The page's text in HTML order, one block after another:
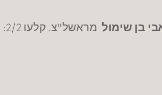
בן שימול מראשל"צ. קלעו 2/2: